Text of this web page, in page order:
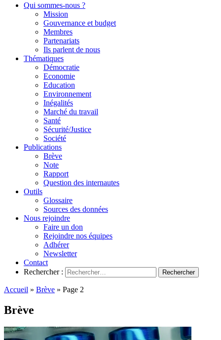
Qui sommes-nous ?
Mission
Gouvernance et budget
Membres
Partenariats
Ils parlent de nous
Thématiques
Démocratie
Economie
Education
Environnement
Inégalités
Marché du travail
Santé
Sécurité/Justice
Société
Publications
Brève
Note
Rapport
Question des internautes
Outils
Glossaire
Sources des données
Nous rejoindre
Faire un don
Rejoindre nos équipes
Adhérer
Newsletter
Contact
Rechercher :
Accueil » Brève » Page 2
Brève